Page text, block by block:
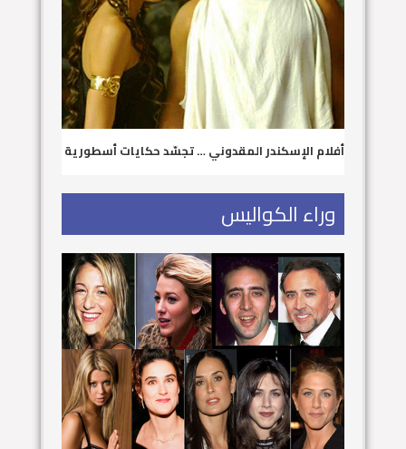
أفلام الإسكندر المقدوني … تجسّد حكايات أسطورية
وراء الكواليس